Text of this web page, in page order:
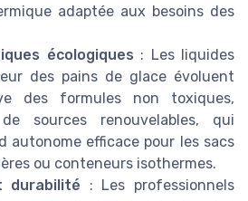
adaptée aux besoins des
écologiques : Les liquides
des pains de glace évoluent
des formules non toxiques,
sources renouvelables, qui
autonome efficace pour les sacs
ou conteneurs isothermes.
durabilité : Les professionnels